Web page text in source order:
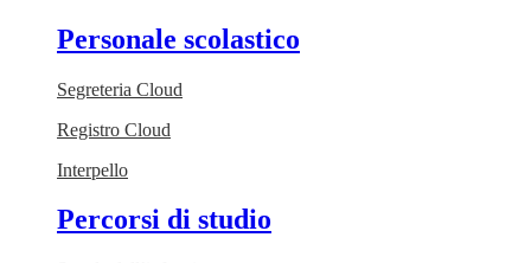
Personale scolastico
Segreteria Cloud
Registro Cloud
Interpello
Percorsi di studio